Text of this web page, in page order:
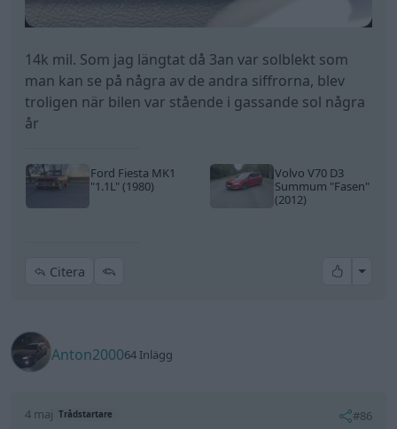
14k mil. Som jag längtat då 3an var solblekt som
man kan se på några av de andra siffrorna, blev
troligen när bilen var stående i gassande sol några
år
Ford Fiesta MK1
"1.1L"(1980)
Volvo V70 D3
Summum "Fasen"
(2012)
Citera All
Anton200064 Inlägg
4 maj Trådstartare #86